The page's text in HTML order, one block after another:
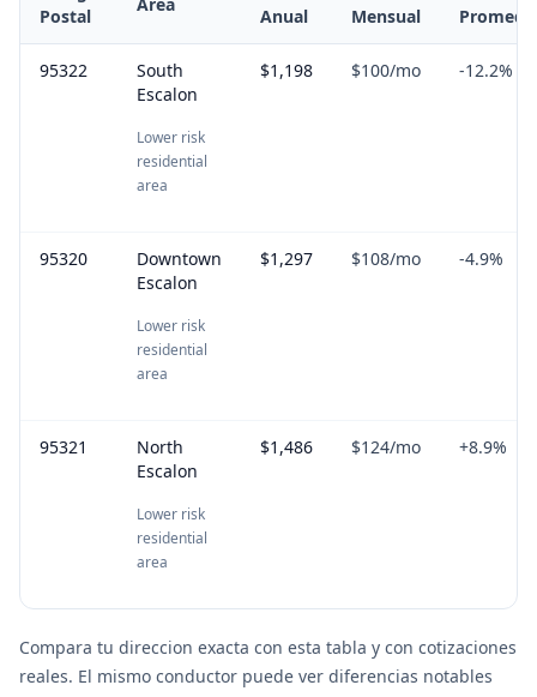
Postal
Anual
Mensual
95322
South
Escalon
Lower risk
residential
area
$1,198 $100/mo -12.2%
95320
Downtown
Escalon
Lower risk
residential
area
$1,297 $108/mo -4.9%
95321
North
Escalon
Lower risk
residential
area
$1,486 $124/mo +8.9%
Compara tu direccion exacta con esta tabla y con cotizaciones
reales. El mismo conductor puede ver diferencias notables